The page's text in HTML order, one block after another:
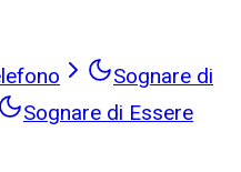
Sognare di
Sognare di Essere